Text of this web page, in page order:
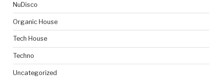
NuDisco
Organic House
Tech House
Techno
Uncategorized